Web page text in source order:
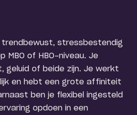
stressbestendig
MBO of HBO-niveau. Je
geluid of beide zijn. Je werkt
en hebt een grote affiniteit
ben je flexibel ingesteld
opdoen in een